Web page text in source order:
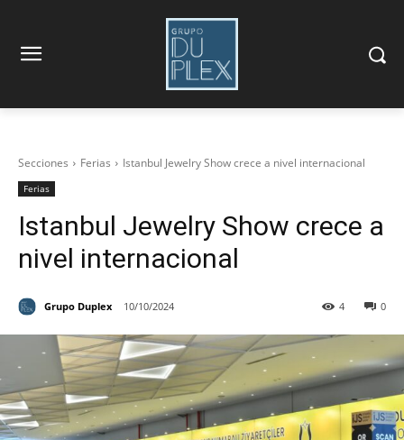
Secciones Ferias Istanbul Jewelry Show crece a nivel internacional
Ferias
Istanbul Jewelry Show crece a
nivel internacional
Grupo Duplex 10/10/2024 0
4